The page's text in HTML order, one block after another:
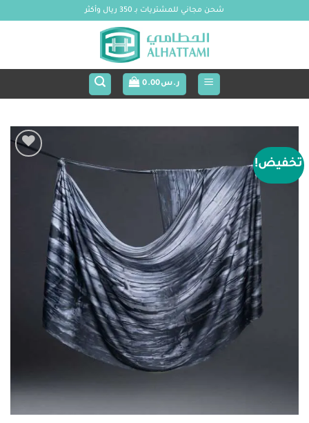
شحن مجاني للمشتريات بـ 350 ريال وأكثر
ر.س0.00
تخفيض!